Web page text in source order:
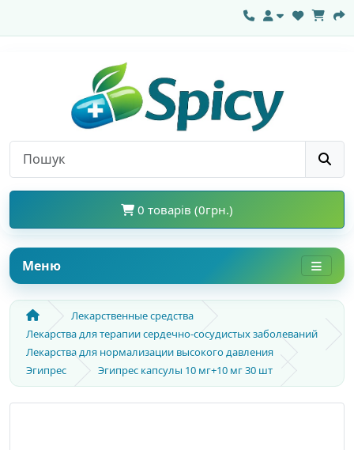
0 товарів (0грн.)
Меню
Лекарственные средства
Лекарства для терапии сердечно-сосудистых заболеваний
Лекарства для нормализации высокого давления
Эгипрес
Эгипрес капсулы 10 мг+10 мг 30 шт